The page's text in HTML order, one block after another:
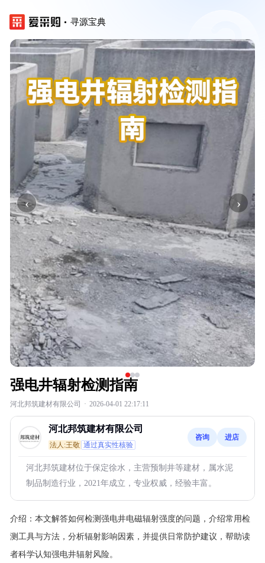
寻源宝典
‹ ›
强电井辐射检测指南
河北邦筑建材有限公司 · 2026-04-01 22:17:11
河北邦筑建材有限公司
法人:王敬 通过真实性核验
咨询 进店
河北邦筑建材位于保定徐水，主营预制井等建材，属水泥
制品制造行业，2021年成立，专业权威，经验丰富。
介绍： 本文解答如何检测强电井电磁辐射强度的问题，介绍常用检
测工具与方法，分析辐射影响因素，并提供日常防护建议，帮助读
者科学认知强电井辐射风险。